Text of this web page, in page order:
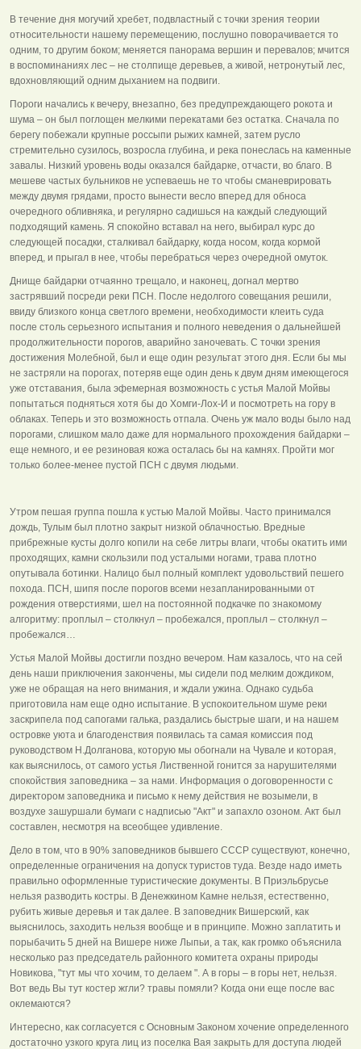
В течение дня могучий хребет, подвластный с точки зрения теории
относительности нашему перемещению, послушно поворачивается то
одним, то другим боком; меняется панорама вершин и перевалов; мчится
в воспоминаниях лес – не столпище деревьев, а живой, нетронутый лес,
вдохновляющий одним дыханием на подвиги.
Пороги начались к вечеру, внезапно, без предупреждающего рокота и
шума – он был поглощен мелкими перекатами без остатка. Сначала по
берегу побежали крупные россыпи рыжих камней, затем русло
стремительно сузилось, возросла глубина, и река понеслась на каменные
завалы. Низкий уровень воды оказался байдарке, отчасти, во благо. В
мешеве частых бульников не успеваешь не то чтобы сманеврировать
между двумя грядами, просто вынести весло вперед для обноса
очередного обливняка, и регулярно садишься на каждый следующий
подходящий камень. Я спокойно вставал на него, выбирал курс до
следующей посадки, сталкивал байдарку, когда носом, когда кормой
вперед, и прыгал в нее, чтобы перебраться через очередной омуток.
Днище байдарки отчаянно трещало, и наконец, догнал мертво
застрявший посреди реки ПСН. После недолгого совещания решили,
ввиду близкого конца светлого времени, необходимости клеить суда
после столь серьезного испытания и полного неведения о дальнейшей
продолжительности порогов, аварийно заночевать. С точки зрения
достижения Молебной, был и еще один результат этого дня. Если бы мы
не застряли на порогах, потеряв еще один день к двум дням имеющегося
уже отставания, была эфемерная возможность с устья Малой Мойвы
попытаться подняться хотя бы до Хомги-Лох-И и посмотреть на гору в
облаках. Теперь и это возможность отпала. Очень уж мало воды было над
порогами, слишком мало даже для нормального прохождения байдарки –
еще немного, и ее резиновая кожа осталась бы на камнях. Пройти мог
только более-менее пустой ПСН с двумя людьми.
Утром пешая группа пошла к устью Малой Мойвы. Часто принимался
дождь, Тулым был плотно закрыт низкой облачностью. Вредные
прибрежные кусты долго копили на себе литры влаги, чтобы окатить ими
проходящих, камни скользили под усталыми ногами, трава плотно
опутывала ботинки. Налицо был полный комплект удовольствий пешего
похода. ПСН, шипя после порогов всеми незапланированными от
рождения отверстиями, шел на постоянной подкачке по знакомому
алгоритму: проплыл – столкнул – пробежался, проплыл – столкнул –
пробежался…
Устья Малой Мойвы достигли поздно вечером. Нам казалось, что на сей
день наши приключения закончены, мы сидели под мелким дождиком,
уже не обращая на него внимания, и ждали ужина. Однако судьба
приготовила нам еще одно испытание. В успокоительном шуме реки
заскрипела под сапогами галька, раздались быстрые шаги, и на нашем
островке уюта и благоденствия появилась та самая комиссия под
руководством Н.Долганова, которую мы обогнали на Чувале и которая,
как выяснилось, от самого устья Лиственной гонится за нарушителями
спокойствия заповедника – за нами. Информация о договоренности с
директором заповедника и письмо к нему действия не возымели, в
воздухе зашуршали бумаги с надписью "Акт" и запахло озоном. Акт был
составлен, несмотря на всеобщее удивление.
Дело в том, что в 90% заповедников бывшего СССР существуют, конечно,
определенные ограничения на допуск туристов туда. Везде надо иметь
правильно оформленные туристические документы. В Приэльбрусье
нельзя разводить костры. В Денежкином Камне нельзя, естественно,
рубить живые деревья и так далее. В заповедник Вишерский, как
выяснилось, заходить нельзя вообще и в принципе. Можно заплатить и
порыбачить 5 дней на Вишере ниже Лыпьи, а так, как громко объяснила
несколько раз председатель районного комитета охраны природы
Новикова, "тут мы что хочим, то делаем ". А в горы – в горы нет, нельзя.
Вот ведь Вы тут костер жгли? травы помяли? Когда они еще после вас
оклемаются?
Интересно, как согласуется с Основным Законом хочение определенного
достаточно узкого круга лиц из поселка Вая закрыть для доступа людей